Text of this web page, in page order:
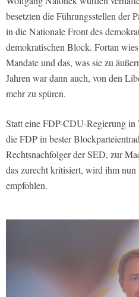
besetzten die Führungsstellen der
in die Nationale Front des
demokratischen Block. Fortan
Mandate und das, was sie zu
Jahren war dann auch, von den
mehr zu spüren.
Statt eine FDP-CDU-Regierung in
die FDP in bester
Rechtsnachfolger der SED, zur
das zurecht kritisiert, wird ihm
empfohlen.